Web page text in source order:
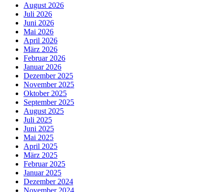
August 2026
Juli 2026
Juni 2026
Mai 2026
April 2026
März 2026
Februar 2026
Januar 2026
Dezember 2025
November 2025
Oktober 2025
September 2025
August 2025
Juli 2025
Juni 2025
Mai 2025
April 2025
März 2025
Februar 2025
Januar 2025
Dezember 2024
November 2024